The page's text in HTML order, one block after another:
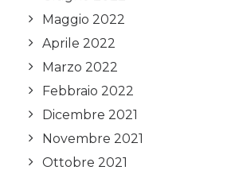
Maggio 2022
Aprile 2022
Marzo 2022
Febbraio 2022
Dicembre 2021
Novembre 2021
Ottobre 2021